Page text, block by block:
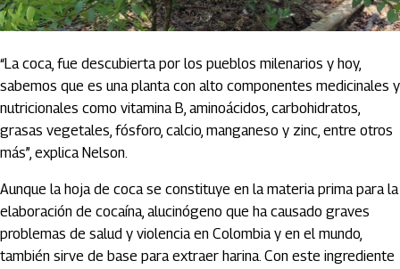
“La coca, fue descubierta por los pueblos milenarios y hoy,
sabemos que es una planta con alto componentes medicinales y
nutricionales como vitamina B, aminoácidos, carbohidratos,
grasas vegetales, fósforo, calcio, manganeso y zinc, entre otros
más”, explica Nelson.
Aunque la hoja de coca se constituye en la materia prima para la
elaboración de cocaína, alucinógeno que ha causado graves
problemas de salud y violencia en Colombia y en el mundo,
también sirve de base para extraer harina. Con este ingrediente